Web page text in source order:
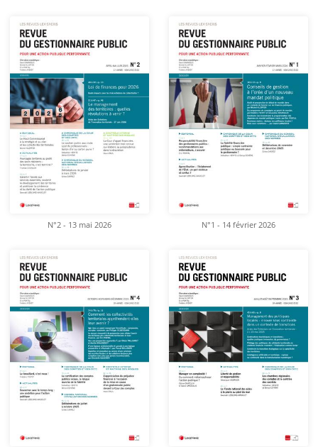
N°2 - 13 mai 2026 N°1 - 14 février 2026